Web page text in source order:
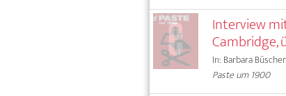
Interview
Cambridge,
In: Barbara
Paste um 1900